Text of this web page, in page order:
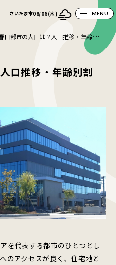
さいたま市08/06(木) MENU
日部市の人口は？人口推移・年齢別割
合・人口密度を解説
口推移・年齢別割
を代表する都市のひとつとし
のアクセスが良く、住宅地と